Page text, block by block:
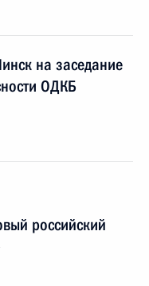
на заседание
ОДКБ
российский